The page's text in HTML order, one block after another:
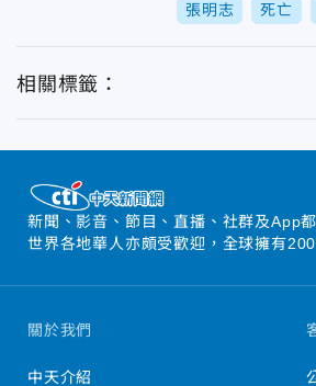
張明志 死亡
相關標籤：
新聞、影音、節目、直播、社群及App
世界各地華人亦頗受歡迎，全球擁有
關於我們
中天介紹